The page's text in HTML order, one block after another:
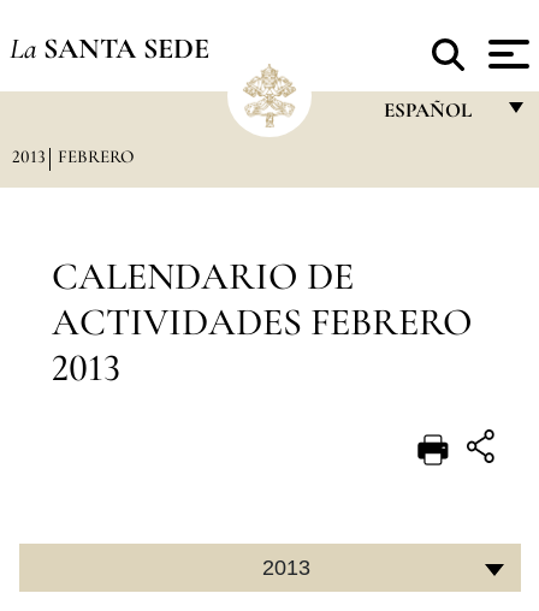
La SANTA SEDE
ESPAÑOL
POLSKI
2013 FEBRERO
CALENDARIO DE
ACTIVIDADES FEBRERO
2013
2013